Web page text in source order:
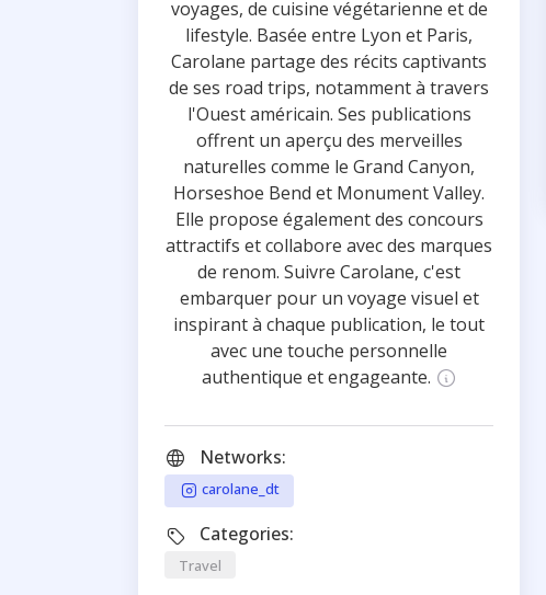
voyages, de cuisine végétarienne et de
lifestyle. Basée entre Lyon et Paris,
Carolane partage des récits captivants
de ses road trips, notamment à travers
l'Ouest américain. Ses publications
offrent un aperçu des merveilles
naturelles comme le Grand Canyon,
Horseshoe Bend et Monument Valley.
Elle propose également des concours
attractifs et collabore avec des marques
de renom. Suivre Carolane, c'est
embarquer pour un voyage visuel et
inspirant à chaque publication, le tout
avec une touche personnelle
authentique et engageante.
Networks:
carolane_dt
Categories:
Travel